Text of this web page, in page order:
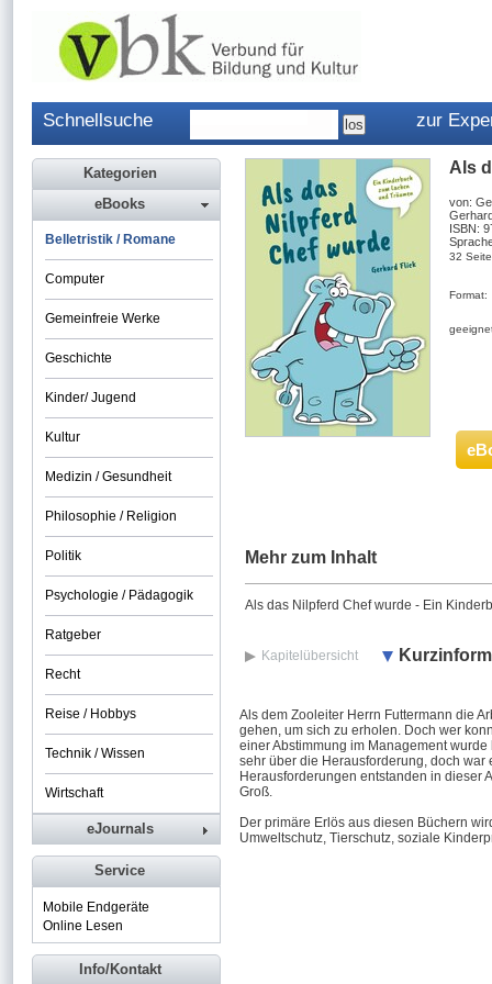
Schnellsuche zur
Als
von:
ISBN:
32
Format:
Mehr zum Inhalt
Als das Nilpferd Chef wurde - Ein
Kapitelübersicht
Als dem Zooleiter Herrn Futtermann die
gehen, um sich zu erholen. Doch wer
einer Abstimmung im Management
sehr über die Herausforderung, doch war
Herausforderungen entstanden in dieser
Groß.
Der primäre Erlös aus diesen Büchern
Umweltschutz, Tierschutz, soziale
Kategorien
eBooks
Belletristik / Romane
Computer
Gemeinfreie Werke
Geschichte
Kinder/ Jugend
Kultur
Medizin / Gesundheit
Philosophie / Religion
Politik
Psychologie / Pädagogik
Ratgeber
Recht
Reise / Hobbys
Technik / Wissen
Wirtschaft
eJournals
Service
Mobile Endgeräte
Online Lesen
Info/Kontakt